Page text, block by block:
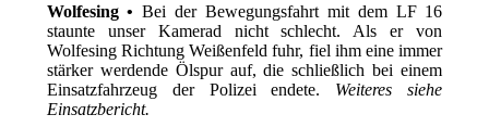
Wolfesing • Bei der Bewegungsfahrt mit dem LF 16
staunte unser Kamerad nicht schlecht. Als er von
Wolfesing Richtung Weißenfeld fuhr, fiel ihm eine immer
stärker werdende Ölspur auf, die schließlich bei einem
Einsatzfahrzeug der Polizei endete. Weiteres siehe
Einsatzbericht.